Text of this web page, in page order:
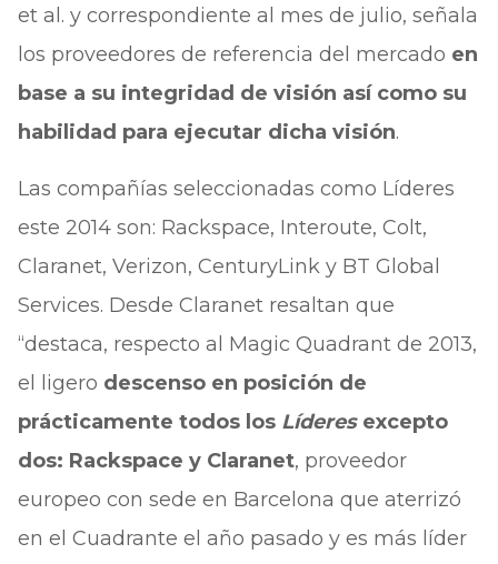
et al. y correspondiente al mes de julio, señala
los proveedores de referencia del mercado en
base a su integridad de visión así como su
habilidad para ejecutar dicha visión.
Las compañías seleccionadas como Líderes
este 2014 son: Rackspace, Interoute, Colt,
Claranet, Verizon, CenturyLink y BT Global
Services. Desde Claranet resaltan que
“destaca, respecto al Magic Quadrant de 2013,
el ligero descenso en posición de
prácticamente todos los Líderesexcepto
dos: Rackspace y Claranet, proveedor
europeo con sede en Barcelona que aterrizó
en el Cuadrante el año pasado y es más líder